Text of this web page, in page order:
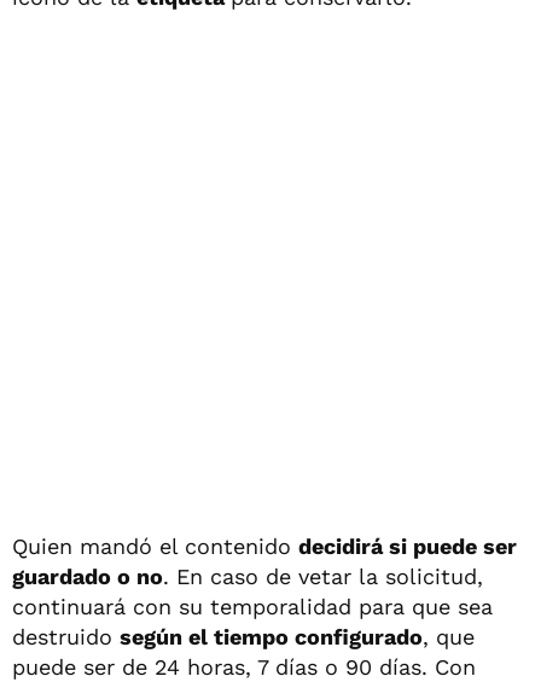
Quien mandó el contenido decidirá si puede ser
guardado o no. En caso de vetar la solicitud,
continuará con su temporalidad para que sea
destruido según el tiempo configurado, que
puede ser de 24 horas, 7 días o 90 días. Con